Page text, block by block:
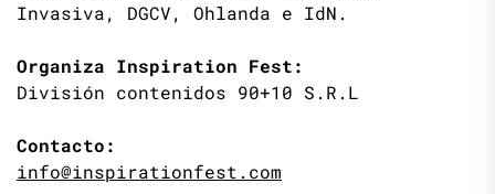
Invasiva, DGCV, Ohlanda e IdN.
Organiza Inspiration Fest:
División contenidos 90+10 S.R.L
Contacto:
info@inspirationfest.com